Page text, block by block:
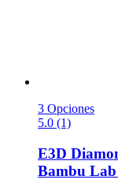
3 Opciones
5.0 (1)
E3D
Bambu Lab